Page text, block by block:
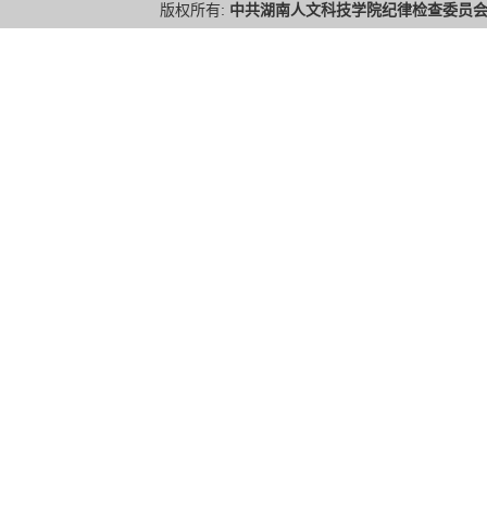
版权所有: 中共湖南人文科技学院纪律检查委员